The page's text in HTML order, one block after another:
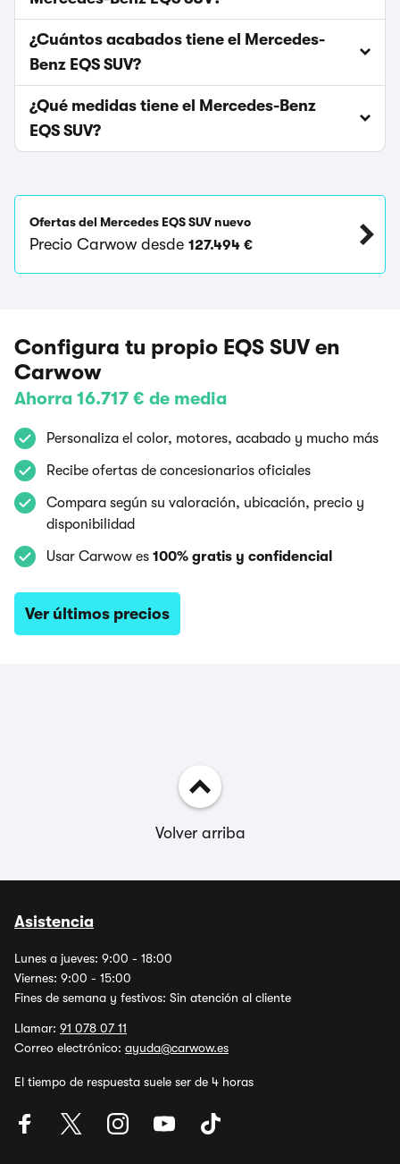
¿Cuántos acabados tiene el Mercedes-
Benz EQS SUV?
¿Qué medidas tiene el Mercedes-Benz
EQS SUV?
Ofertas del Mercedes EQS SUV nuevo
Precio Carwow desde 127.494 €
Configura tu propio EQS SUV en
Carwow
Ahorra 16.717 € de media
Personaliza el color, motores, acabado y mucho más
Recibe ofertas de concesionarios oficiales
Compara según su valoración, ubicación, precio y
disponibilidad
Usar Carwow es 100% gratis y confidencial
Ver últimos precios
Volver arriba
Asistencia
Lunes a jueves: 9:00 - 18:00
Viernes: 9:00 - 15:00
Fines de semana y festivos: Sin atención al cliente
Llamar: 91 078 07 11
Correo electrónico: ayuda@carwow.es
El tiempo de respuesta suele ser de 4 horas